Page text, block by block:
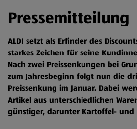
Pressemitteilung
ALDI setzt als Erfinder des
starkes Zeichen für seine
Nach zwei Preissenkungen bei
zum Jahresbeginn folgt nun die
Preissenkung im Januar. Dabei
Artikel aus unterschiedlichen
günstiger, darunter Kartoffel- und